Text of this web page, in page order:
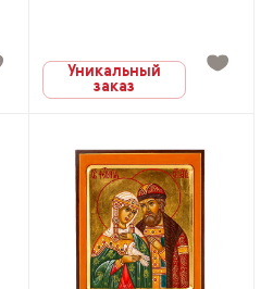
Уникальный
заказ